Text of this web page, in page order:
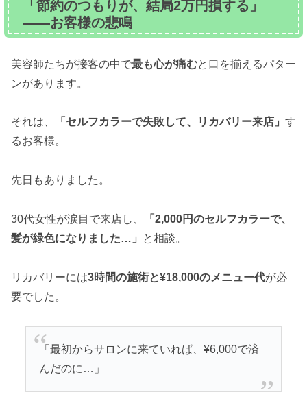
「節約のつもりが、結局2万円損する」
——お客様の悲鳴
美容師たちが接客の中で最も心が痛むと口を揃えるパター
ンがあります。
それは、 「セルフカラーで失敗して、リカバリー来店」 す
るお客様。
先日もありました。
30代女性が涙目で来店し、
「2,000円のセルフカラーで、
髪が緑色になりました…」
と相談。
リカバリーには3時間の施術と¥18,000のメニュー代が必
要でした。
「最初からサロンに来ていれば、¥6,000で済
んだのに…」